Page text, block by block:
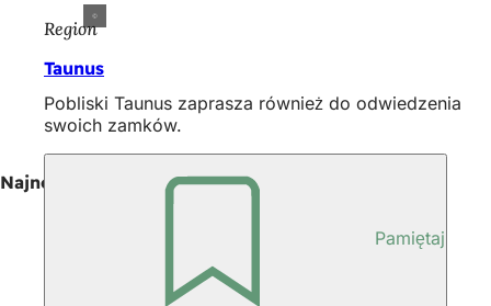
Region
Taunus
Pobliski Taunus zaprasza również do odwiedzenia
swoich zamków.
Pamiętaj
Najnowsze artykuły